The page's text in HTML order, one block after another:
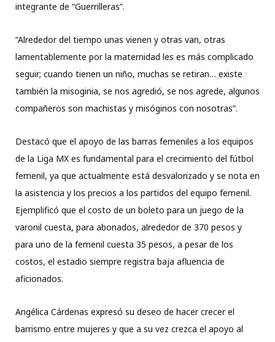
integrante de “Guerrilleras”.
“Alrededor del tiempo unas vienen y otras van, otras
lamentablemente por la maternidad les es más complicado
seguir; cuando tienen un niño, muchas se retiran… existe
también la misoginia, se nos agredió, se nos agrede, algunos
compañeros son machistas y misóginos con nosotras”.
Destacó que el apoyo de las barras femeniles a los equipos
de la Liga MX es fundamental para el crecimiento del fútbol
femenil, ya que actualmente está desvalorizado y se nota en
la asistencia y los precios a los partidos del equipo femenil.
Ejemplificó que el costo de un boleto para un juego de la
varonil cuesta, para abonados, alrededor de 370 pesos y
para uno de la femenil cuesta 35 pesos, a pesar de los
costos, el estadio siempre registra baja afluencia de
aficionados.
Angélica Cárdenas expresó su deseo de hacer crecer el
barrismo entre mujeres y que a su vez crezca el apoyo al